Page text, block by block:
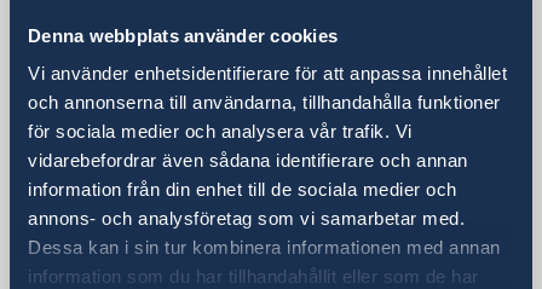
Denna webbplats använder cookies
Vi använder enhetsidentifierare för att anpassa innehållet
och annonserna till användarna, tillhandahålla funktioner
för sociala medier och analysera vår trafik. Vi
vidarebefordrar även sådana identifierare och annan
information från din enhet till de sociala medier och
annons- och analysföretag som vi samarbetar med.
Dessa kan i sin tur kombinera informationen med annan
information som du har tillhandahållit eller som de har
Sveriges ambassad
Besöksadress
Adgar 360, 24 tr.
Hashlosha Street 2
Tel Aviv
Postadress
Embassy of Sweden
P.O.B. 9393